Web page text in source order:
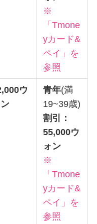
※
「Tmone
yカード&
ペイ」を
参照
ウ
青年(満
19~39歳)
割引：
55,000ウ
ォン
※
「Tmone
yカード&
ペイ」を
参照